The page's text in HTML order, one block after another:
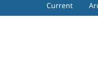
Current